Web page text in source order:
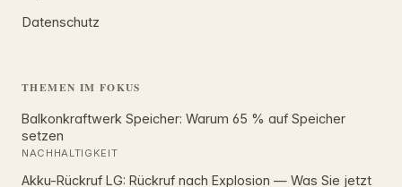
Datenschutz
THEMEN IM FOKUS
Balkonkraftwerk Speicher: Warum 65 % auf Speicher
setzen
NACHHALTIGKEIT
Akku-Rückruf LG: Rückruf nach Explosion — Was Sie jetzt